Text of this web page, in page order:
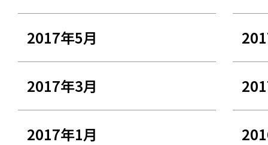
2017年5月
2017年3月
2017年1月